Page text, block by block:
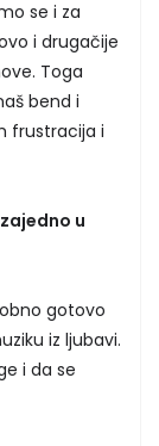
se i za
i drugačije
Toga
bend i
frustracija i
u
gotovo
iz ljubavi.
i da se